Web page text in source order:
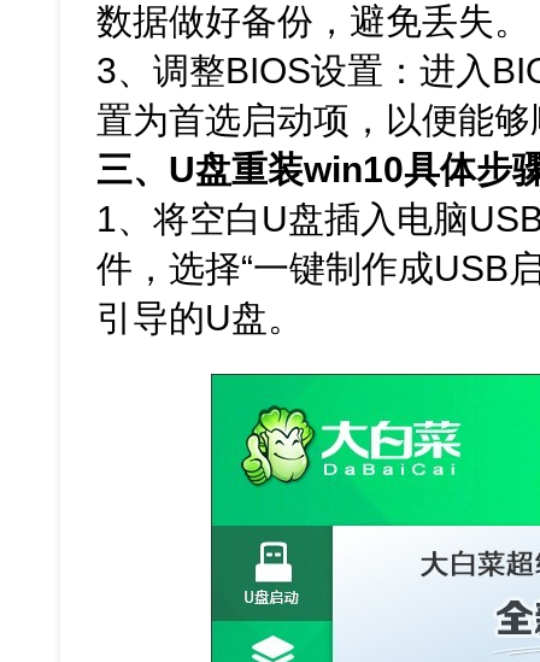
数据做好备份，避免丢失。
3、调整BIOS设置：进入
置为首选启动项，以便能
三、U盘重装win10具体步
1、将空白U盘插入电脑
件，选择“一键制作成USB
引导的U盘。